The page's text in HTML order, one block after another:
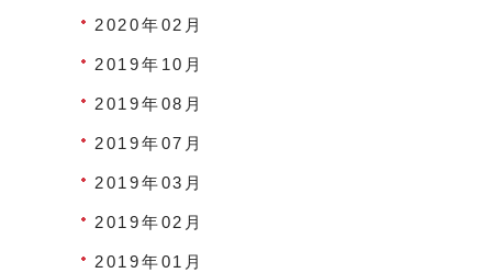
2020年02月
2019年10月
2019年08月
2019年07月
2019年03月
2019年02月
2019年01月